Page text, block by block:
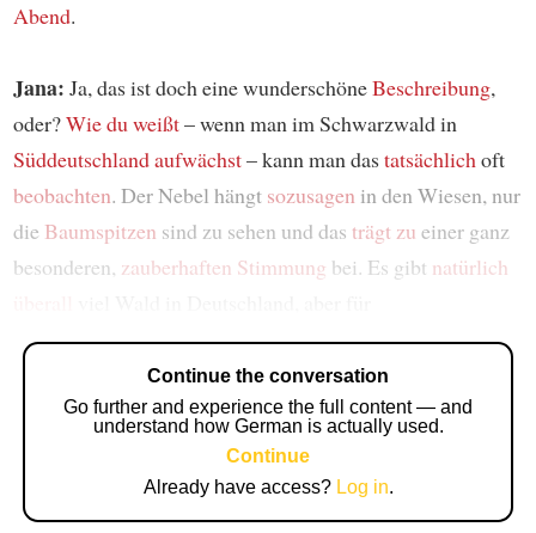
Abend.
Jana: Ja, das ist doch eine wunderschöneBeschreibung,
oder?Wie du weißt– wenn man im Schwarzwald in
Süddeutschlandaufwächst– kann man dastatsächlichoft
beobachten. Der Nebel hängt sozusagenin den Wiesen, nur
die Baumspitzen sind zu sehen und das trägt zu einer ganz
besonderen, zauberhaften Stimmung bei. Es gibt natürlich
Continue the conversation
Go further and experience the full content — and
understand how German is actually used.
Continue
Already have access? Log in.